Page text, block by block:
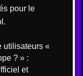
pour le
utilisateurs «
? » :
et